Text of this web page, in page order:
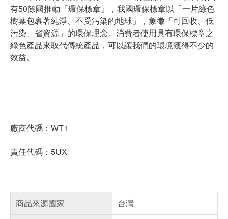
有50餘國推動『環保標章』，我國環保標章以「一片綠色
樹葉包裹著純淨、不受污染的地球」，象徵「可回收、低
污染、省資源」的環保理念。消費者使用具有環保標章之
綠色產品來取代傳統產品，可以讓我們的環境獲得不少的
效益。
廠商代碼：WT1
責任代碼：5UX
商品來源國家
台灣